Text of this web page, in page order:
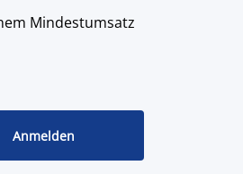
Mindestumsatz
Anmelden